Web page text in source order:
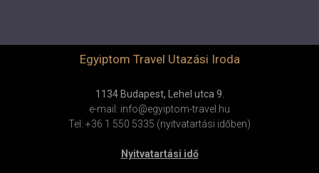
Egyiptom Travel Utazási Iroda
1134 Budapest, Lehel utca 9.
e-mail: info@egyiptom-travel.hu
Tel: +36 1 550 5335 (nyitvatartási időben)
Nyitvatartási idő